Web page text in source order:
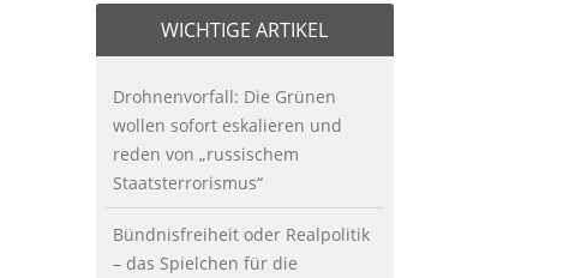
WICHTIGE ARTIKEL
Drohnenvorfall: Die Grünen
wollen sofort eskalieren und
reden von „russischem
Staatsterrorismus“
Bündnisfreiheit oder Realpolitik
– das Spielchen für die